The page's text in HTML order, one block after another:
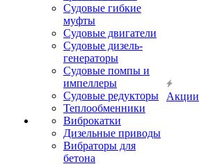
Судовые гибкие
муфты
Судовые двигатели
Судовые дизель-
генераторы
Судовые помпы и
импеллеры
Судовые редукторы
Теплообменники
Виброкатки
Дизельные приводы
Вибраторы для
бетона
Акции